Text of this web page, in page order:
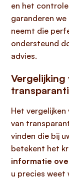
en het
garanderen
neemt die
ondersteund
advies.
Vergelijking
Het
van
vinden die bij
betekent het
informatie
u precies weet